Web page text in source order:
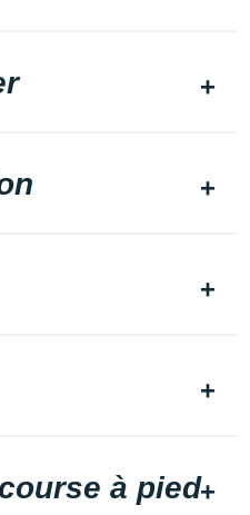
à pied